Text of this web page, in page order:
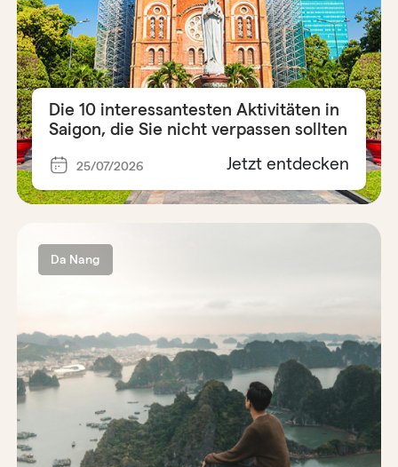
Die 10 interessantesten Aktivitäten in
Saigon, die Sie nicht verpassen sollten
25/07/2026 Jetzt entdecken
Da Nang